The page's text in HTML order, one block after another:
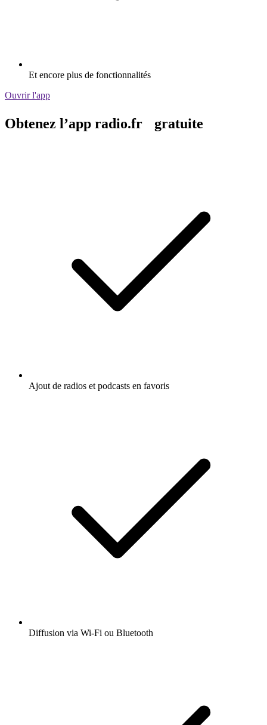
Et encore plus de fonctionnalités
Ouvrir l'app
Obtenez l’app radio.fr gratuite
Ajout de radios et podcasts en favoris
Diffusion via Wi-Fi ou Bluetooth